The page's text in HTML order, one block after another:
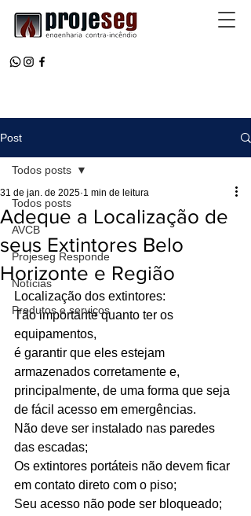
Ligações de 8h as 17h
WhatsApp de 8h as 12h
Siga nosso facebook
E também nosso instagram
Post
Todos posts
AVCB
Projeseg Responde
Notícias
Produtos e serviços
Todos posts
Adeque a Localização de
seus Extintores Belo
Horizonte e Região
31 de jan. de 2025 1 min de leitura
Localização dos extintores:
Tão importante quanto ter os
equipamentos,
é garantir que eles estejam
armazenados corretamente e,
principalmente, de uma forma que seja
de fácil acesso em emergências.
Não deve ser instalado nas paredes
das escadas;
Os extintores portáteis não devem ficar
em contato direto com o piso;
Seu acesso não pode ser bloqueado;